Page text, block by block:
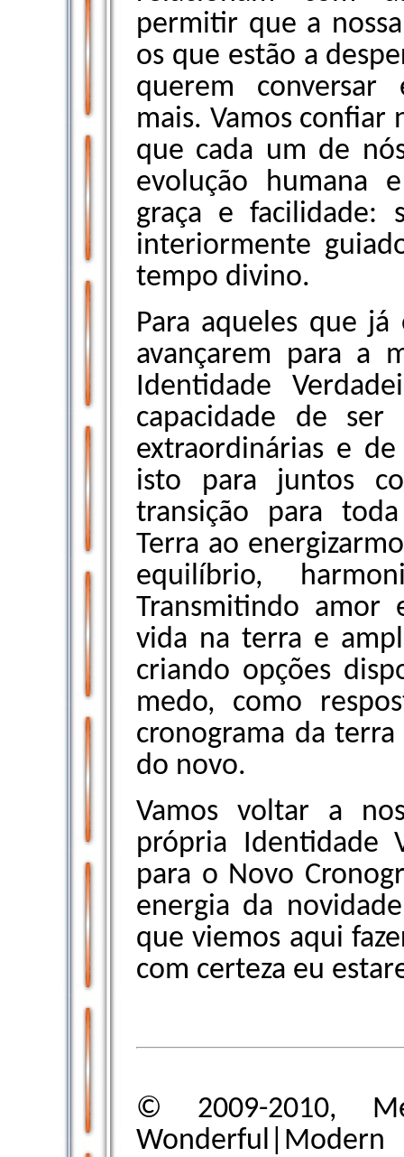
permitir que a
os que estão a
querem conversar
mais. Vamos confiar
que cada um de
evolução humana
graça e facilidade:
interiormente
tempo divino.
Para aqueles que
avançarem para a
Identidade
capacidade de
extraordinárias e
isto para juntos
transição para
Terra ao
equilíbrio,
Transmitindo amor
vida na terra e
criando opções
medo, como
cronograma da
do novo.
Vamos voltar a
própria Identidade
para o Novo
energia da
que viemos aqui
com certeza eu
© 2009-2010,